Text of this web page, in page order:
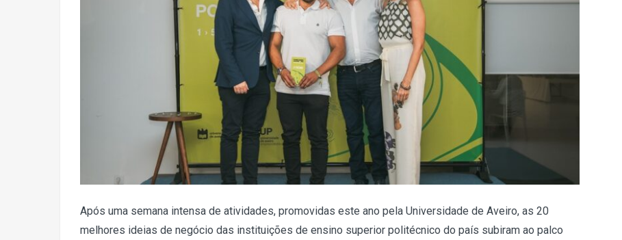
Após uma semana intensa de atividades, promovidas este ano pela Universidade de Aveiro, as 20
melhores ideias de negócio das instituições de ensino superior politécnico do país subiram ao palco